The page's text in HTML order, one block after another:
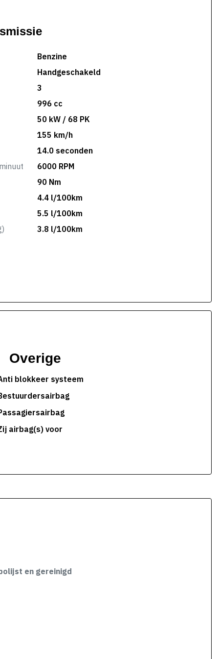
Benzine
Handgeschakeld
3
996 cc
50 kW / 68 PK
155 km/h
14.0 seconden
6000 RPM
90 Nm
4.4 l/100km
5.5 l/100km
3.8 l/100km
Overige
blokkeer systeem
airbag(s) voor
en gereinigd